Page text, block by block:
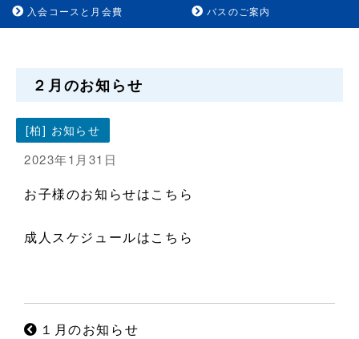
入会コースと月会費 バスのご案内
２月のお知らせ
[柏] お知らせ
2023年1月31日
お子様のお知らせはこちら
成人スケジュールはこちら
１月のお知らせ